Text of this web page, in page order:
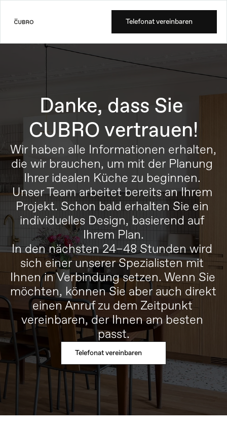
Telefonat vereinbaren
Danke, dass Sie
CUBRO vertrauen!
Wir haben alle Informationen erhalten,
die wir brauchen, um mit der Planung
Ihrer idealen Küche zu beginnen.
Unser Team arbeitet bereits an Ihrem
Projekt. Schon bald erhalten Sie ein
individuelles Design, basierend auf
Ihrem Plan.
In den nächsten 24–48 Stunden wird
sich einer unserer Spezialisten mit
Ihnen in Verbindung setzen. Wenn Sie
möchten, können Sie aber auch direkt
einen Anruf zu dem Zeitpunkt
vereinbaren, der Ihnen am besten
passt.
Telefonat vereinbaren